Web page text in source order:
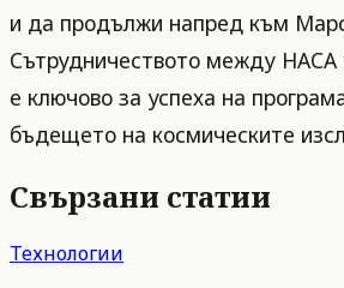
и да продължи напред към
Сътрудничеството между НАСА
е ключово за успеха на
бъдещето на космическите
Свързани статии
Технологии